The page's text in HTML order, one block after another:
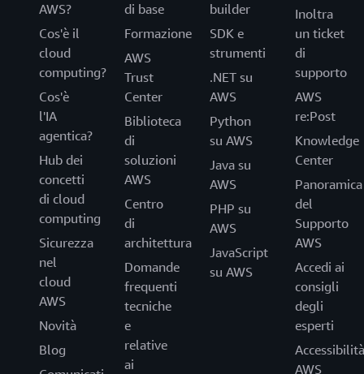
AWS?
Cos'è il
cloud
computing?
Cos'è
l'IA
agentica?
Hub dei
concetti
di cloud
computing
Sicurezza
nel
cloud
AWS
Novità
Blog
di base
Formazione
AWS
Trust
Center
Biblioteca
di
soluzioni
AWS
Centro
di
architettura
Domande
frequenti
tecniche
e
relative
ai
builder
SDK e
strumenti
.NET su
AWS
Python
su AWS
Java su
AWS
PHP su
AWS
JavaScript
su AWS
Inoltra
un ticket
di
supporto
AWS
re:Post
Knowledge
Center
Panoramica
del
Supporto
AWS
Accedi ai
consigli
degli
esperti
Accessibilità
AWS